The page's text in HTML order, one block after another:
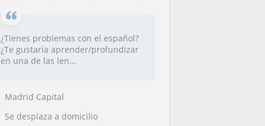
¿Tienes problemas con el español?
¿Te gustaría aprender/profundizar
en una de las len...
Madrid Capital
Se desplaza a domicilio